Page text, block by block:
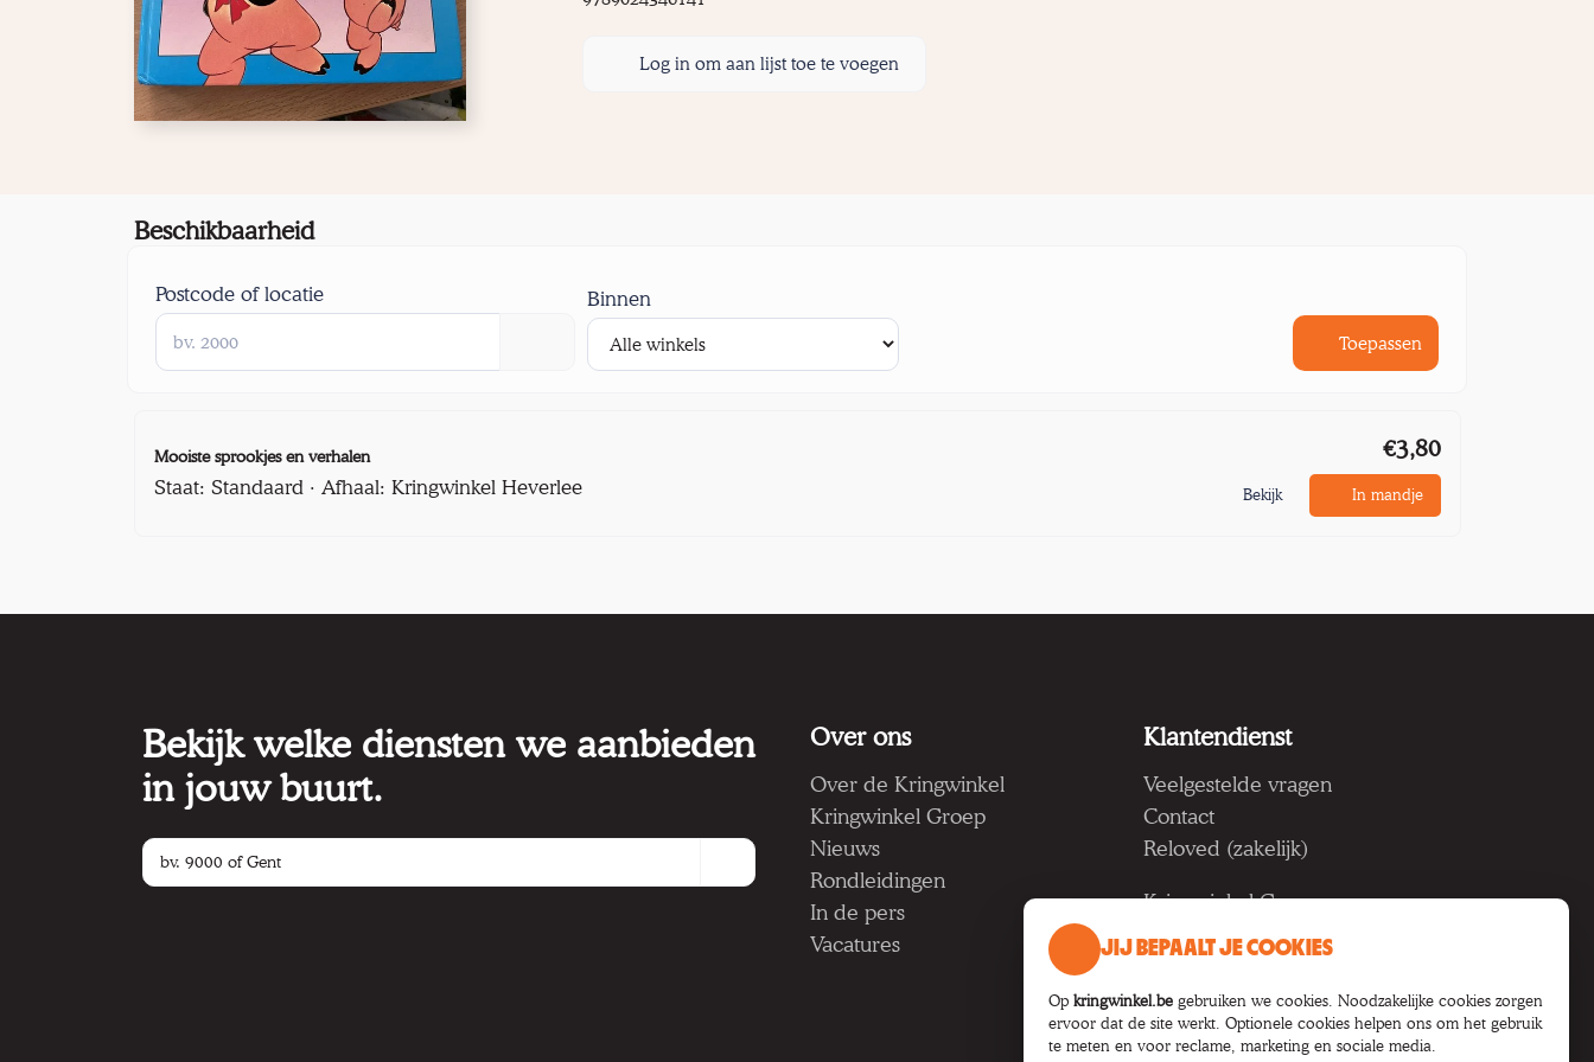
Log in om aan lijst toe te voegen
Beschikbaarheid
Postcode of locatie Binnen
Toepassen
Mooiste sprookjes en verhalen
Staat: Standaard · Afhaal: Kringwinkel Heverlee
€3,80
Bekijk In mandje
Bekijk welke diensten we aanbieden
in jouw buurt.
Over ons
Over de Kringwinkel
Kringwinkel Groep
Nieuws
Rondleidingen
In de pers
Vacatures
Klantendienst
Veelgestelde vragen
Contact
Reloved (zakelijk)
Kringwinkel Groep vzw
Koning Albertlaan 124, 9000
BTW BE 1033.922.208
JIJ BEPAALT JE COOKIES
Op kringwinkel.be gebruiken we cookies. Noodzakelijke cookies zorgen
ervoor dat de site werkt. Optionele cookies helpen ons om het gebruik
te meten en voor reclame, marketing en sociale media.